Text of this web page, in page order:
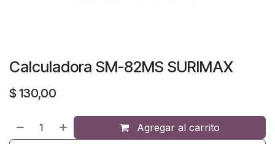
Calculadora SM-82MS SURIMAX
$ 130,00
Agregar al carrito